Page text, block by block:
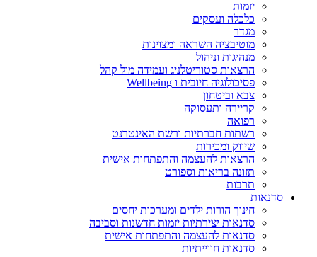
יזמות
כלכלה ועסקים
מגדר
מוטיבציה השראה ומצוינות
מנהיגות וניהול
הרצאות סטוריטלניג ועמידה מול קהל
פסיכולוגיה חיובית ו Wellbeing
צבא וביטחון
קריירה ותעסוקה
רפואה
רשתות חברתיות ורשת האינטרנט
שיווק ומכירות
הרצאות להעצמה והתפתחות אישית
תזונה בריאות וספורט
תרבות
סדנאות
חינוך הורות ילדים ומערכות יחסים
סדנאות יצירתיות יזמות חדשנות וסביבה
סדנאות להעצמה והתפתחות אישית
סדנאות חווייתיות